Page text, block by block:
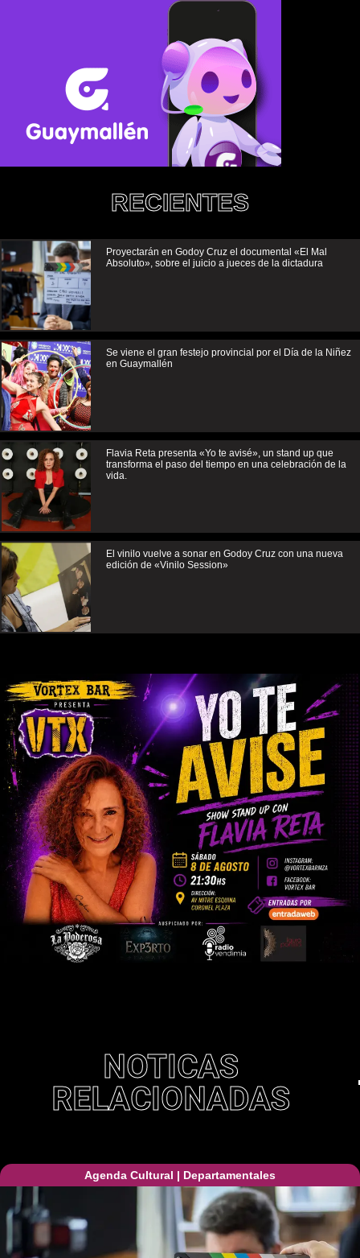
RECIENTES
Proyectarán en Godoy Cruz el documental «El Mal
Absoluto», sobre el juicio a jueces de la dictadura
Se viene el gran festejo provincial por el Día de la Niñez
en Guaymallén
Flavia Reta presenta «Yo te avisé», un stand up que
transforma el paso del tiempo en una celebración de la
vida.
El vinilo vuelve a sonar en Godoy Cruz con una nueva
edición de «Vinilo Session»
NOTICAS
RELACIONADAS
Agenda Cultural | Departamentales